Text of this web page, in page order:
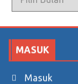
MASUK
Masuk